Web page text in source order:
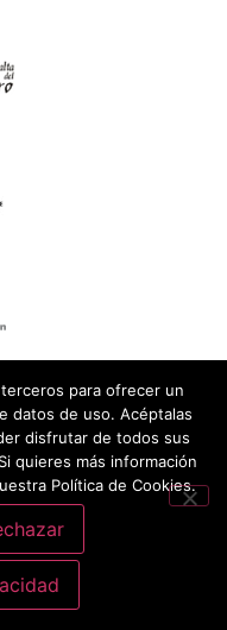
para ofrecer un
datos de uso. Acéptalas
disfrutar de todos sus
quieres más información
Política de Cookies.